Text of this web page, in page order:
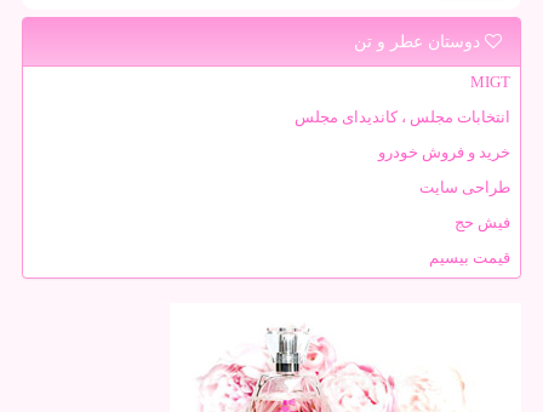
دوستان عطر و تن
MIGT
انتخابات مجلس ، کاندیدای مجلس
خرید و فروش خودرو
طراحی سایت
فیش حج
قیمت بیسیم